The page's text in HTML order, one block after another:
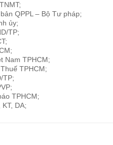
QPPL – Bộ Tư pháp;
ủy;
TP;
Nam TPHCM;
TPHCM;
TP;
TPHCM;
DA;